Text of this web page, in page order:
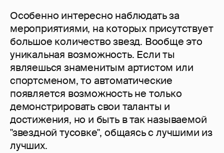
Особенно интересно наблюдать за
мероприятиями, на которых присутствует
большое количество звезд. Вообще это
уникальная возможность. Если ты
являешься знаменитым артистом или
спортсменом, то автоматические
появляется возможность не только
демонстрировать свои таланты и
достижения, но и быть в так называемой
"звездной тусовке", общаясь с лучшими из
лучших.